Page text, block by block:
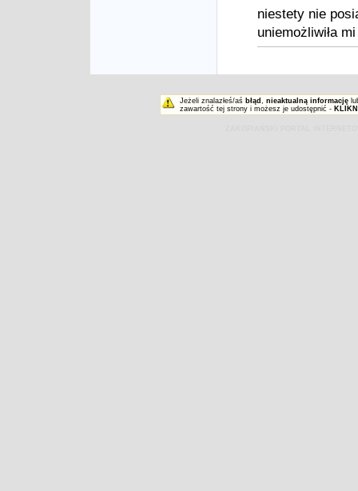
niestety nie
uniemożliwiła
Jeżeli znalazłeś/aś błąd , nieaktualną informację
zawartość tej strony i możesz je udostępnić -